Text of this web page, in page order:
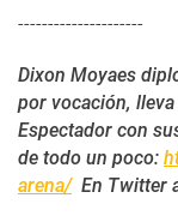
---------------------
Dixon Moyaes
por vocación,
Espectador con
de todo un poco:
arena/En Twitter